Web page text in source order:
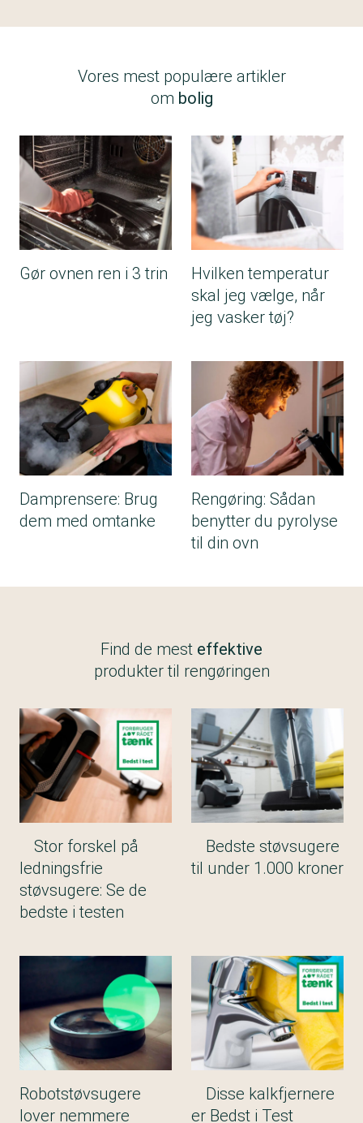
Vores mest populære artikler
om bolig
Gør ovnen ren i 3 trin
Hvilken temperatur
skal jeg vælge, når
jeg vasker tøj?
Damprensere: Brug
dem med omtanke
Rengøring: Sådan
benytter du pyrolyse
til din ovn
Find de mest effektive
produkter til rengøringen
Stor forskel på
ledningsfrie
støvsugere: Se de
bedste i testen
Bedste støvsugere
til under 1.000 kroner
Robotstøvsugere
lover nemmere
Disse kalkfjernere
er Bedst i Test